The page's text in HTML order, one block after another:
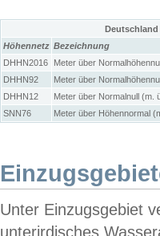
Höhennetz Bezeichnung
DHHN2016
Meter über
DHHN92
Meter über
DHHN12
Meter über Normalnull (m.
SNN76
Meter über Höhennormal
Unter Einzugsgebiet
unterirdisches